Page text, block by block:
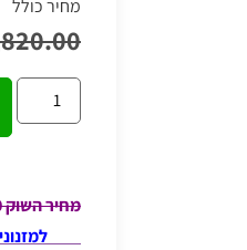
מחיר כולל
מחיר השוק 2820 ₪